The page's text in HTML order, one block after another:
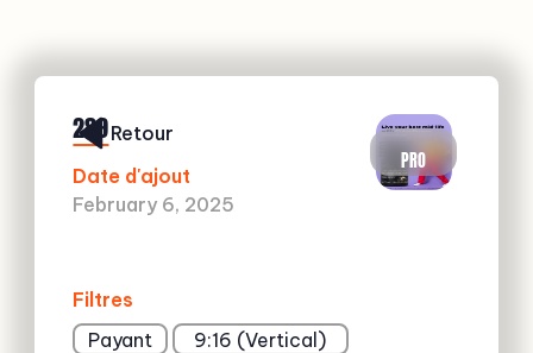
289
Date d'ajout
February 6, 2025
Filtres
Payant
9:16 (Vertical)
PRO
Retour